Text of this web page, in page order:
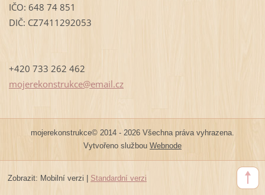
IČO: 648 74 851
DIČ: CZ7411292053
+420 733 262 462
mojerekonstrukce@email.cz
mojerekonstrukce© 2014 - 2026 Všechna práva vyhrazena.
Vytvořeno službou Webnode
Zobrazit: Mobilní verzi Standardní verzi